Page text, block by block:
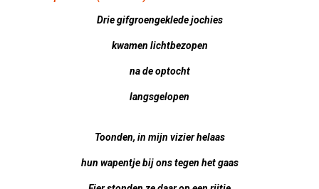
Drie gifgroengeklede jochies
kwamen lichtbezopen
na de optocht
langsgelopen
Toonden, in mijn vizier helaas
hun wapentje bij ons tegen het gaas